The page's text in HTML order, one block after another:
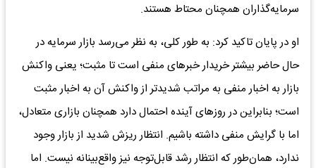
سرمایه‌گذاران همچنان محتاط هستند.
او در پایان تاکید کرد: به طور کلی، به نظر می‌رسد بازار سرمایه در
حال حاضر بیشتر خریدار خبر‌های منفی است تا مثبت؛ یعنی واکنش
بازار به اخبار منفی به مراتب شدیدتر از واکنش آن به اخبار مثبت
است؛ بنابراین در روز‌های آینده احتمال دارد همچنان بازاری متعادل،
اما با گرایش منفی داشته باشیم. انتظار ریزش شدید از بازار وجود
ندارد، همان‌طور که انتظار رشد قابل‌توجه نیز واقع‌بینانه نیست. اما